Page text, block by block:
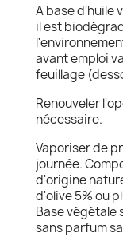
A base d'huile
il est
avant emploi
feuillage
Renouveler
nécessaire.
Vaporiser de
journée.
d'origine
d'olive 5% ou
Base végétale
sans parfum